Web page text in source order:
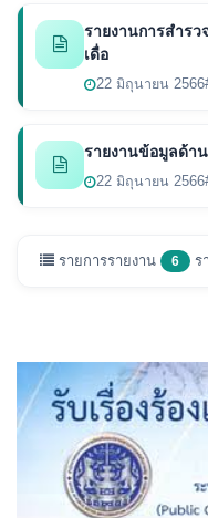
รายงานการสำร
เดื่อ
22 มิถุนายน 2566
รายงานข้อมูลด้า
22 มิถุนายน 2566
รายการรายงาน 6 ร